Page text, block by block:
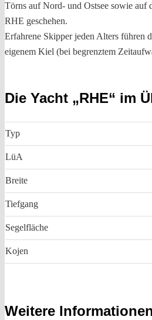
Törns auf Nord- und Ostsee sowie
RHE geschehen.
Erfahrene Skipper jeden Alters führen
eigenem Kiel (bei begrenztem
Die Yacht „RHE“ im
Typ
LüA
Breite
Tiefgang
Segelfläche
Kojen
Weitere